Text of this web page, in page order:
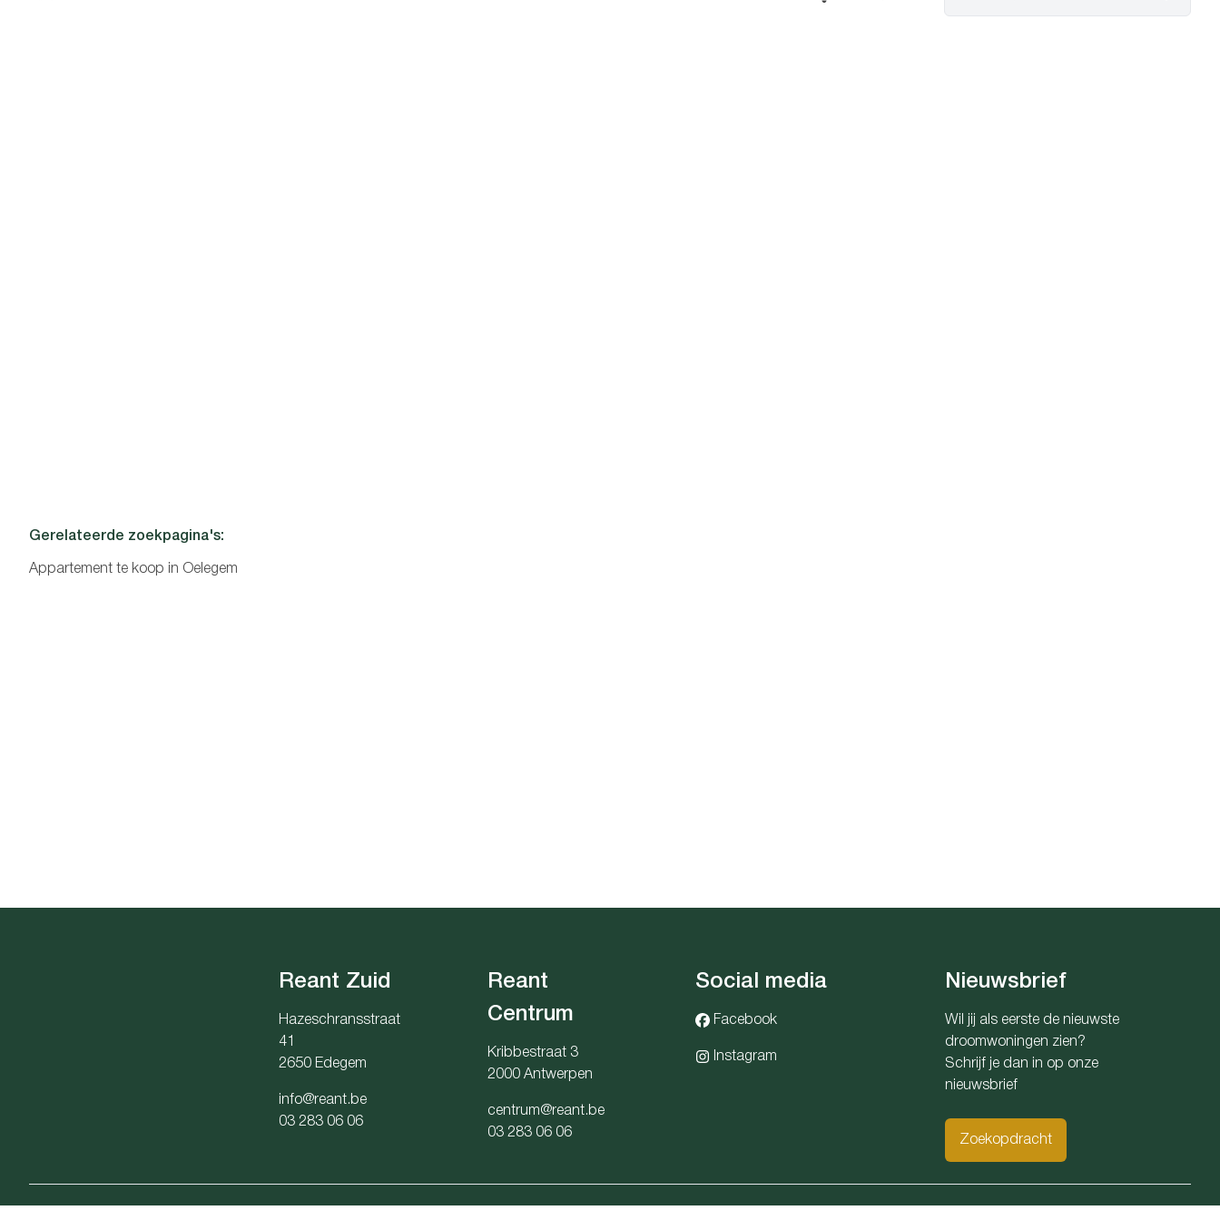
Gerelateerde zoekpagina's:
Appartement te koop in Oelegem
Reant Zuid
Hazeschransstraat
41
2650 Edegem
info@reant.be
03 283 06 06
Reant
Centrum
Kribbestraat 3
2000 Antwerpen
centrum@reant.be
03 283 06 06
Social media
Facebook
Instagram
Nieuwsbrief
Wil jij als eerste de nieuwste
droomwoningen zien?
Schrijf je dan in op onze
nieuwsbrief
Zoekopdracht